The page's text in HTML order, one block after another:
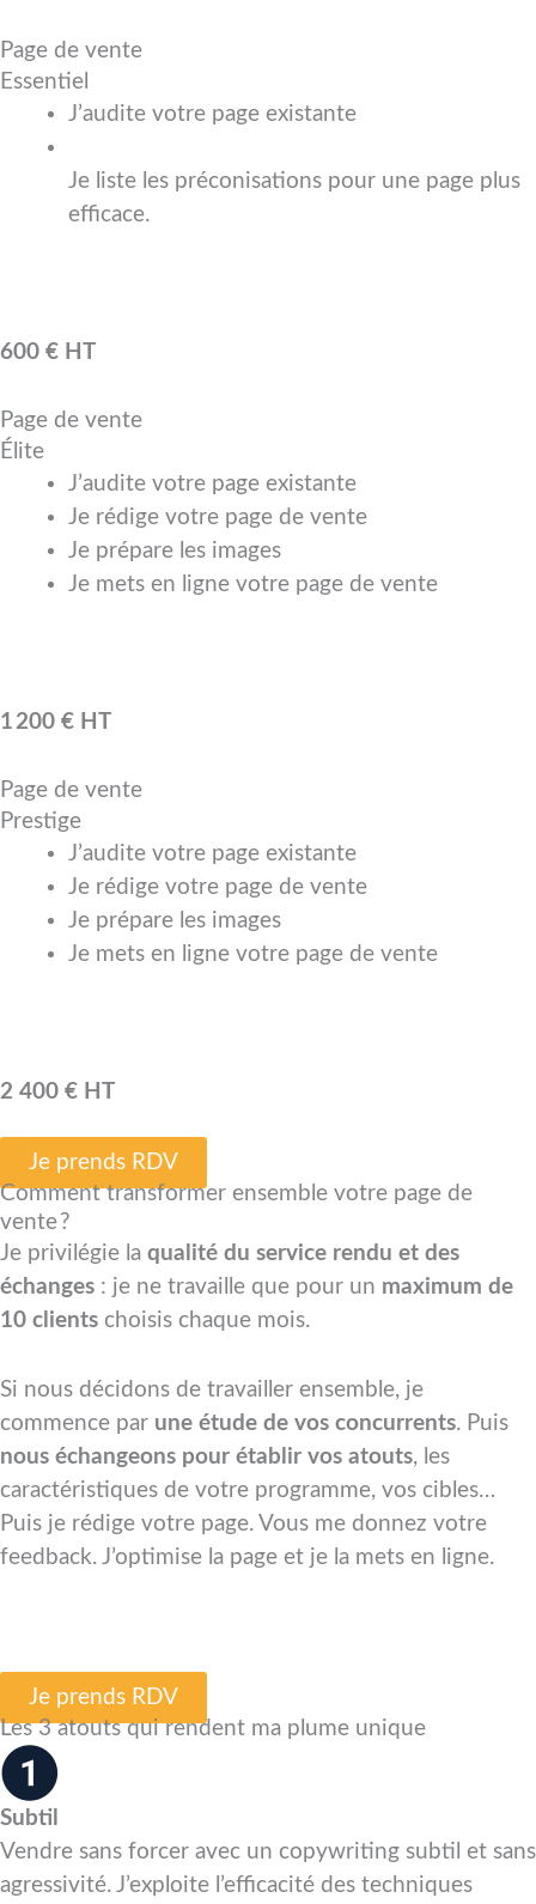
Page de vente
Essentiel
J’audite votre page existante
Je liste les préconisations pour une page plus
efficace.
600 € HT
Page de vente
Élite
J’audite votre page existante
Je rédige votre page de vente
Je prépare les images
Je mets en ligne votre page de vente
1 200 € HT
Page de vente
Prestige
J’audite votre page existante
Je rédige votre page de vente
Je prépare les images
Je mets en ligne votre page de vente
2 400 € HT
Je prends RDV
Comment transformer ensemble votre page de
vente ?
Je privilégie la qualité du service rendu et des
échanges : je ne travaille que pour un maximum de
10 clients choisis chaque mois.
Si nous décidons de travailler ensemble, je
commence par une étude de vos concurrents. Puis
nous échangeons pour établir vos atouts, les
caractéristiques de votre programme, vos cibles…
Puis je rédige votre page. Vous me donnez votre
feedback. J’optimise la page et je la mets en ligne.
Je prends RDV
Les 3 atouts qui rendent ma plume unique
Subtil
Vendre sans forcer avec un copywriting subtil et sans
agressivité. J’exploite l’efficacité des techniques